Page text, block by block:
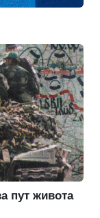
пут живота